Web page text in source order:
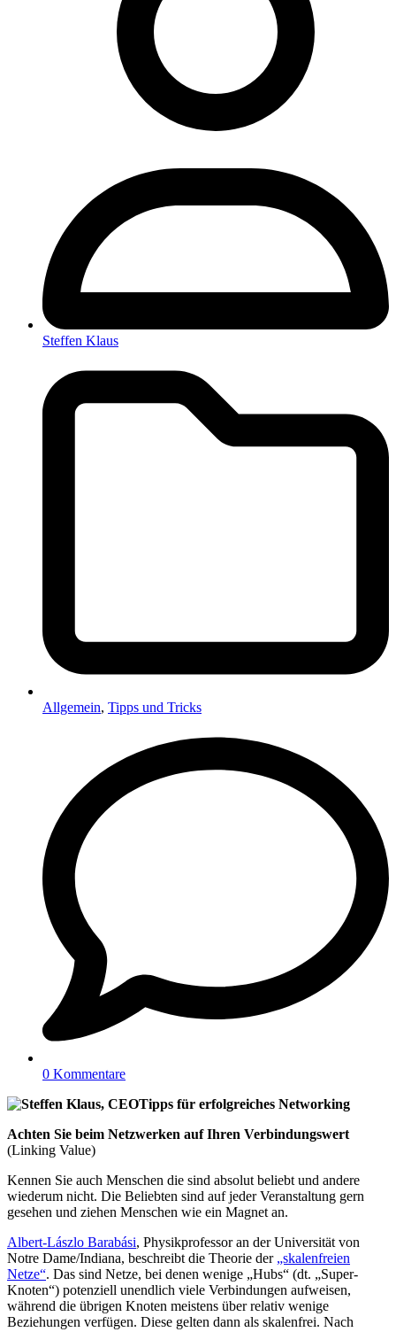
Steffen Klaus
Allgemein, Tipps und Tricks
0 Kommentare
Tipps für erfolgreiches Networking
Achten Sie beim Netzwerken auf Ihren Verbindungswert
(Linking Value)
Kennen Sie auch Menschen die sind absolut beliebt und andere
wiederum nicht. Die Beliebten sind auf jeder Veranstaltung gern
gesehen und ziehen Menschen wie ein Magnet an.
Albert-Lászlo Barabási, Physikprofessor an der Universität von
Notre Dame/Indiana, beschreibt die Theorie der „skalenfreien
Netze“. Das sind Netze, bei denen wenige „Hubs“ (dt. „Super-
Knoten“) potenziell unendlich viele Verbindungen aufweisen,
während die übrigen Knoten meistens über relativ wenige
Beziehungen verfügen. Diese gelten dann als skalenfrei. Nach